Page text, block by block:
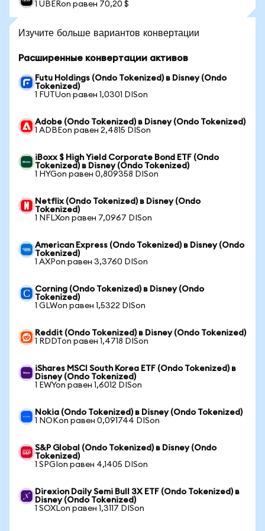
1 UBERon равен 70,20 $
Изучите больше вариантов конвертации
Расширенные конвертации активов
Futu Holdings (Ondo Tokenized) в Disney (Ondo
Tokenized)
1 FUTUon равен 1,0301 DISon
Adobe (Ondo Tokenized) в Disney (Ondo Tokenized)
1 ADBEon равен 2,4815 DISon
iBoxx $ High Yield Corporate Bond ETF (Ondo
Tokenized) в Disney (Ondo Tokenized)
1 HYGon равен 0,809358 DISon
Netflix (Ondo Tokenized) в Disney (Ondo
Tokenized)
1 NFLXon равен 7,0967 DISon
American Express (Ondo Tokenized) в Disney (Ondo
Tokenized)
1 AXPon равен 3,3760 DISon
Corning (Ondo Tokenized) в Disney (Ondo
Tokenized)
1 GLWon равен 1,5322 DISon
Reddit (Ondo Tokenized) в Disney (Ondo Tokenized)
1 RDDTon равен 1,4718 DISon
iShares MSCI South Korea ETF (Ondo Tokenized) в
Disney (Ondo Tokenized)
1 EWYon равен 1,6012 DISon
Nokia (Ondo Tokenized) в Disney (Ondo Tokenized)
1 NOKon равен 0,091744 DISon
S&P Global (Ondo Tokenized) в Disney (Ondo
Tokenized)
1 SPGIon равен 4,1405 DISon
Direxion Daily Semi Bull 3X ETF (Ondo Tokenized) в
Disney (Ondo Tokenized)
1 SOXLon равен 1,3117 DISon